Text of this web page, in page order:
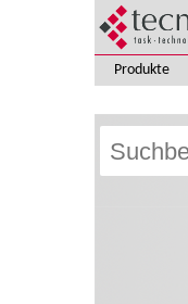
Produkte